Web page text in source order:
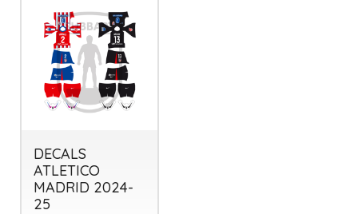
DECALS
ATLETICO
MADRID 2024-
25